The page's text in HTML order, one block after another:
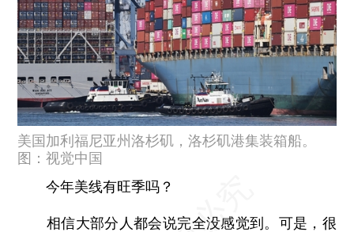
美国加利福尼亚州洛杉矶，洛杉矶港集装箱船。
图：视觉中国
今年美线有旺季吗？
相信大部分人都会说完全没感觉到。可是，很